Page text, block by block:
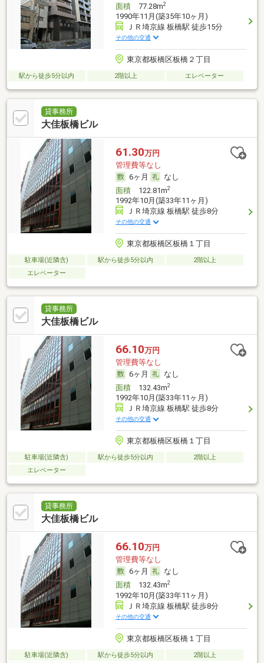
面積77.28m2
1990年11月(築35年10ヶ月)
ＪＲ埼京線 板橋駅 徒歩15分
その他の交通
東京都板橋区板橋２丁目
駅から徒歩5分以内 2階以上 エレベーター
貸事務所
大佳板橋ビル
61.30万円
管理費等なし
6ヶ月
なし
面積122.81m2
1992年10月(築33年11ヶ月)
ＪＲ埼京線 板橋駅 徒歩8分
その他の交通
東京都板橋区板橋１丁目
駐車場(近隣含) 駅から徒歩5分以内
2階以上
エレベーター
貸事務所
大佳板橋ビル
66.10万円
管理費等なし
6ヶ月
なし
面積132.43m2
1992年10月(築33年11ヶ月)
ＪＲ埼京線 板橋駅 徒歩8分
その他の交通
東京都板橋区板橋１丁目
駐車場(近隣含) 駅から徒歩5分以内
2階以上
エレベーター
貸事務所
大佳板橋ビル
66.10万円
管理費等なし
6ヶ月
なし
面積132.43m2
1992年10月(築33年11ヶ月)
ＪＲ埼京線 板橋駅 徒歩8分
その他の交通
東京都板橋区板橋１丁目
駐車場(近隣含) 駅から徒歩5分以内
2階以上